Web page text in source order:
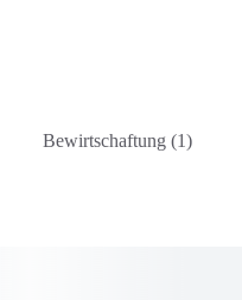
Bewirtschaftung (1)